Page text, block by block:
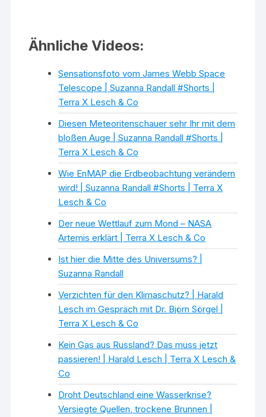
Ähnliche Videos:
Sensationsfoto vom James Webb Space
Telescope | Suzanna Randall #Shorts |
Terra X Lesch & Co
Diesen Meteoritenschauer sehr Ihr mit dem
bloßen Auge | Suzanna Randall #Shorts |
Terra X Lesch & Co
Wie EnMAP die Erdbeobachtung verändern
wird! | Suzanna Randall #Shorts | Terra X
Lesch & Co
Der neue Wettlauf zum Mond – NASA
Artemis erklärt | Terra X Lesch & Co
Ist hier die Mitte des Universums? |
Suzanna Randall
Verzichten für den Klimaschutz? | Harald
Lesch im Gespräch mit Dr. Björn Sörgel |
Terra X Lesch & Co
Kein Gas aus Russland? Das muss jetzt
passieren! | Harald Lesch | Terra X Lesch &
Co
Droht Deutschland eine Wasserkrise?
Versiegte Quellen, trockene Brunnen |